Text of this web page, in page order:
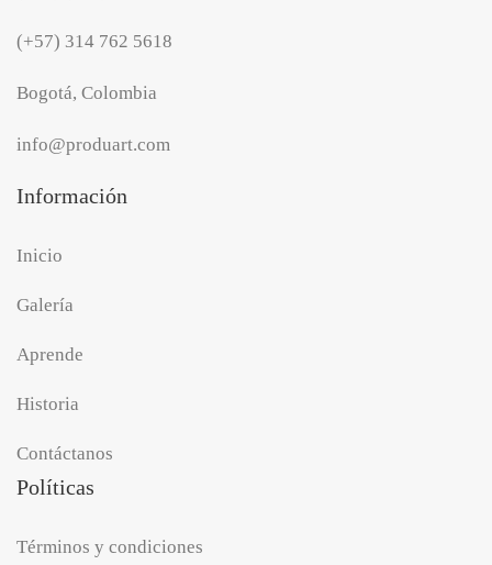
(+57) 314 762 5618
Bogotá, Colombia
info@produart.com
Información
Inicio
Galería
Aprende
Historia
Contáctanos
Políticas
Términos y condiciones